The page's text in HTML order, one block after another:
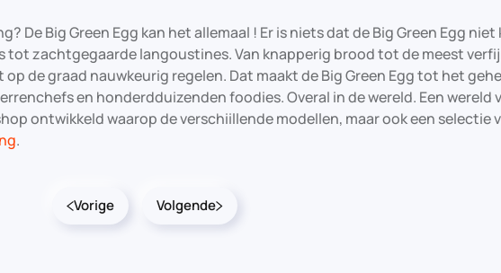
De Big Green Egg kan het allemaal ! Er is niets dat de Big Green Egg niet
tot zachtgegaarde langoustines. Van knapperig brood tot de meest
de graad nauwkeurig regelen. Dat maakt de Big Green Egg tot het
en honderdduizenden foodies. Overal in de wereld. Een wereld
ontwikkeld waarop de verschiillende modellen, maar ook een selectie
.
Vorige Volgende